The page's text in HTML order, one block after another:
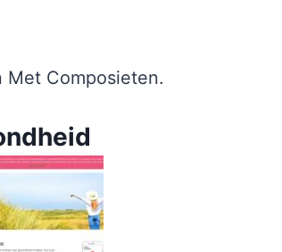
Met Composieten.